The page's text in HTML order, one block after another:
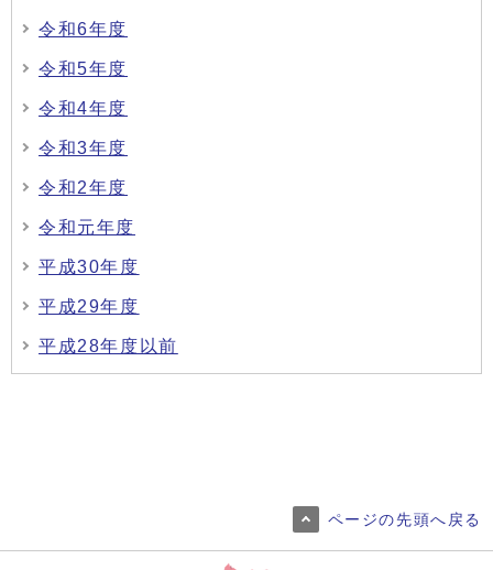
令和6年度
令和5年度
令和4年度
令和3年度
令和2年度
令和元年度
平成30年度
平成29年度
平成28年度以前
ページの先頭へ戻る